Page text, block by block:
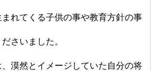
れてくる子供の事や教育方針の事
さいました。
漠然とイメージしていた自分の将